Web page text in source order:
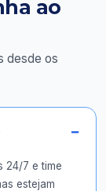
ao
desde os
24/7 e time
estejam